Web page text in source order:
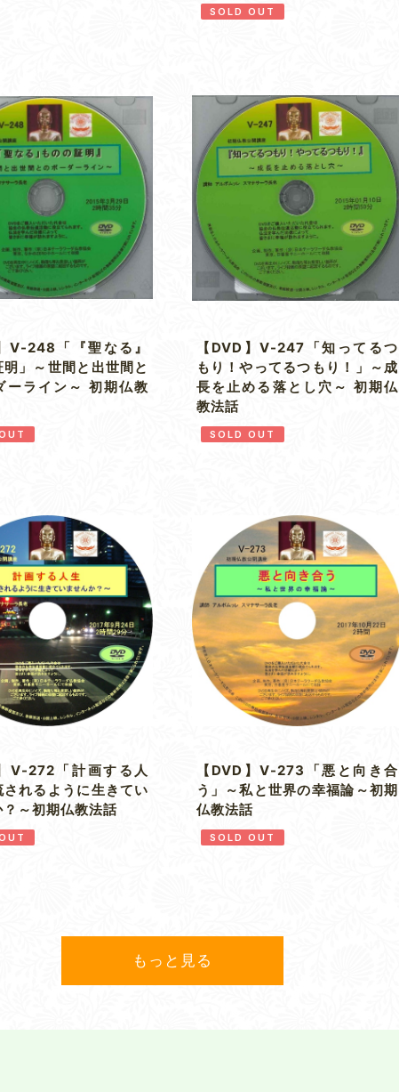
SOLD OUT
V-248「『聖なる』
明」～世間と出世間と
ーライン～ 初期仏教
【DVD】V-247「知ってるつ
もり！やってるつもり！」～成
長を止める落とし穴～ 初期仏
教法話
SOLD OUT
V-272「計画する人
されるように生きてい
？～初期仏教法話
【DVD】V-273「悪と向き合
う」～私と世界の幸福論～初期
仏教法話
SOLD OUT
もっと見る